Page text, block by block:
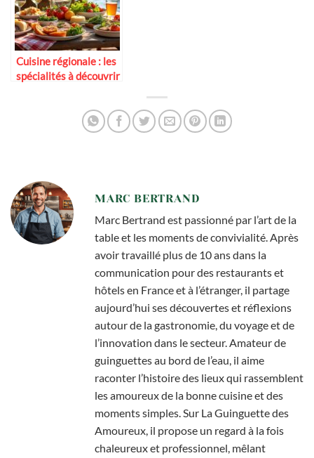
Cuisine régionale : les
spécialités à découvrir
MARC BERTRAND
Marc Bertrand est passionné par l’art de la
table et les moments de convivialité. Après
avoir travaillé plus de 10 ans dans la
communication pour des restaurants et
hôtels en France et à l’étranger, il partage
aujourd’hui ses découvertes et réflexions
autour de la gastronomie, du voyage et de
l’innovation dans le secteur. Amateur de
guinguettes au bord de l’eau, il aime
raconter l’histoire des lieux qui rassemblent
les amoureux de la bonne cuisine et des
moments simples. Sur La Guinguette des
Amoureux, il propose un regard à la fois
chaleureux et professionnel, mêlant